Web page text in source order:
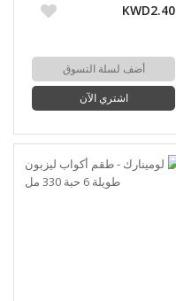
KWD2.40
أضف لسلة التسوق
اشتري الآن